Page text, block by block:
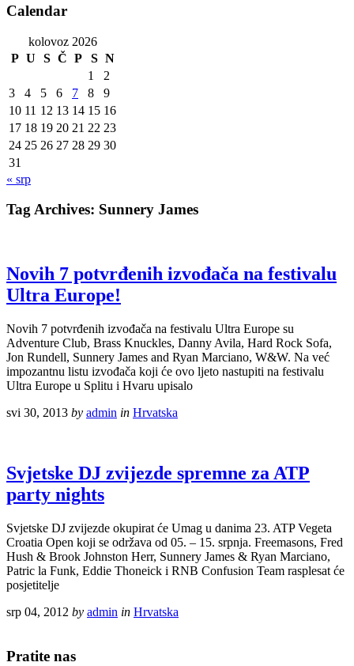
Calendar
kolovoz 2026
P U S Č P S N
1
2
3
4 5 6 7 8
9
10 11 12 13 14 15 16
17 18 19 20 21 22 23
24 25 26 27 28 29 30
31
« srp
Tag Archives: Sunnery James
Novih 7 potvrđenih izvođača na festivalu
Ultra Europe!
Novih 7 potvrđenih izvođača na festivalu Ultra Europe su
Adventure Club, Brass Knuckles, Danny Avila, Hard Rock Sofa,
Jon Rundell, Sunnery James and Ryan Marciano, W&W. Na već
impozantnu listu izvođača koji će ovo ljeto nastupiti na festivalu
Ultra Europe u Splitu i Hvaru upisalo
svi 30, 2013 by admin in Hrvatska
Svjetske DJ zvijezde spremne za ATP
party nights
Svjetske DJ zvijezde okupirat će Umag u danima 23. ATP Vegeta
Croatia Open koji se održava od 05. – 15. srpnja. Freemasons, Fred
Hush & Brook Johnston Herr, Sunnery James & Ryan Marciano,
Patric la Funk, Eddie Thoneick i RNB Confusion Team rasplesat će
posjetitelje
srp 04, 2012 by admin in Hrvatska
Pratite nas